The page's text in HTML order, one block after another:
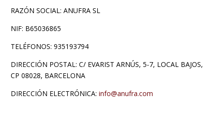
RAZÓN SOCIAL: ANUFRA SL
NIF: B65036865
TELÉFONOS: 935193794
DIRECCIÓN POSTAL: C/ EVARIST ARNÚS, 5-7, LOCAL BAJOS,
CP 08028, BARCELONA
DIRECCIÓN ELECTRÓNICA:info@anufra.com